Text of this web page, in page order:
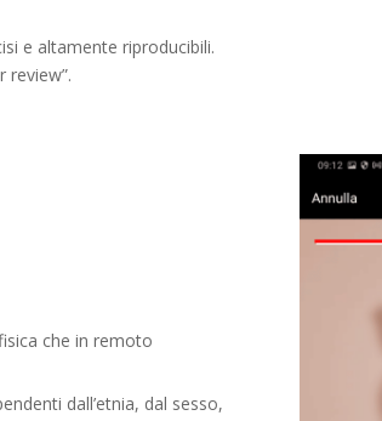
e altamente riproducibili.
review”.
che in remoto
dall’etnia, dal sesso,